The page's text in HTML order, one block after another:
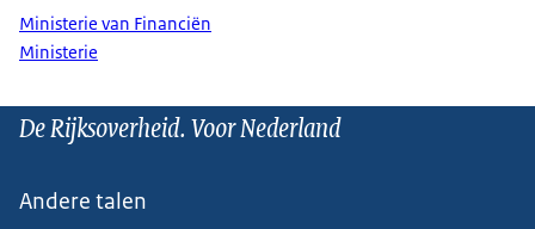
Ministerie van Financiën
Ministerie
De Rijksoverheid. Voor Nederland
Andere talen